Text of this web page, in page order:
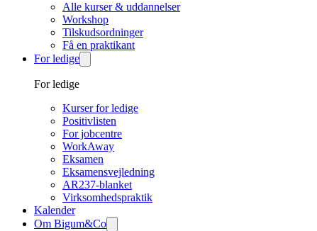
Alle kurser & uddannelser
Workshop
Tilskudsordninger
Få en praktikant
For ledige
For ledige
Kurser for ledige
Positivlisten
For jobcentre
WorkAway
Eksamen
Eksamensvejledning
AR237-blanket
Virksomhedspraktik
Kalender
Om Bigum&Co